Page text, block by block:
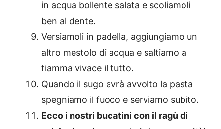
in acqua bollente salata e scoliamoli
ben al dente.
Versiamoli in padella, aggiungiamo un
altro mestolo di acqua e saltiamo a
fiamma vivace il tutto.
Quando il sugo avrà avvolto la pasta
spegniamo il fuoco e serviamo subito.
Ecco i nostri bucatini con il ragù di